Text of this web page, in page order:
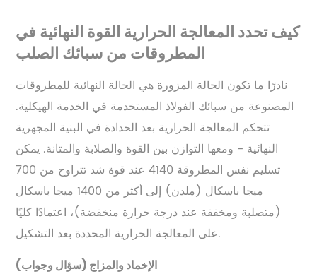
كيف تحدد المعالجة الحرارية القوة النهائية في
المطروقات من سبائك الصلب
نادرًا ما تكون الحالة المزورة هي الحالة النهائية للمطروقات
المصنوعة من سبائك الفولاذ المستخدمة في الخدمة الهيكلية.
تتحكم المعالجة الحرارية بعد الحدادة في البنية المجهرية
النهائية - ومعها التوازن بين القوة والصلابة والمتانة. يمكن
تسليم نفس المطروقة 4140 عند قوة شد تتراوح من 700
ميجا باسكال (ملدن) إلى أكثر من 1400 ميجا باسكال
(متصلبة ومخففة عند درجة حرارة منخفضة)، اعتمادًا كليًا
على المعالجة الحرارية المحددة بعد التشكيل.
الإخماد والمزاج (سؤال وجواب)